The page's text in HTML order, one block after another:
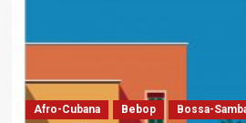
libro:
«Chick
Afro-Cubana Bebop Bossa-